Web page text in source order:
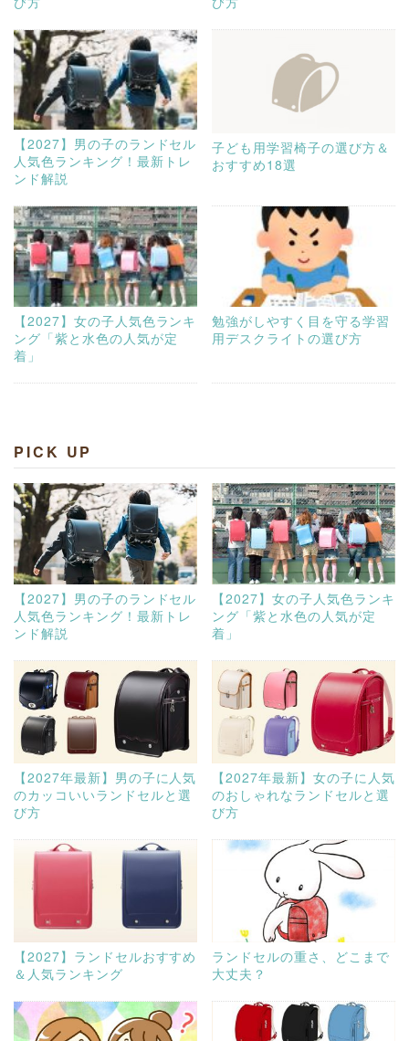
【2027】男の子のランドセル
人気色ランキング！最新トレ
ンド解説
子ども用学習椅子の選び方＆
おすすめ18選
【2027】女の子人気色ランキ
ング「紫と水色の人気が定
着」
勉強がしやすく目を守る学習
用デスクライトの選び方
PICK UP
【2027】男の子のランドセル
人気色ランキング！最新トレ
ンド解説
【2027】女の子人気色ランキ
ング「紫と水色の人気が定
着」
【2027年最新】男の子に人気
のカッコいいランドセルと選
び方
【2027年最新】女の子に人気
のおしゃれなランドセルと選
び方
【2027】ランドセルおすすめ
＆人気ランキング
ランドセルの重さ、どこまで
大丈夫？